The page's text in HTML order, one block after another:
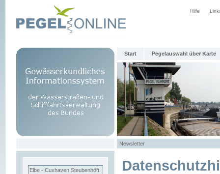
Hilfe
Start Pegelauswahl über Karte
Newsletter
Elbe - Cuxhaven Steubenhöft